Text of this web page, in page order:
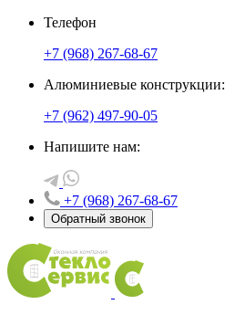
Телефон
+7 (968) 267-68-67
Алюминиевые конструкции:
+7 (962) 497-90-05
Напишите нам:
+7 (968) 267-68-67
Обратный звонок